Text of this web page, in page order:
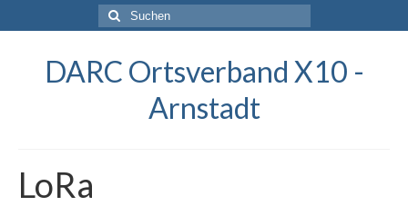
Suchen
nach:
DARC Ortsverband X10 -
Arnstadt
LoRa